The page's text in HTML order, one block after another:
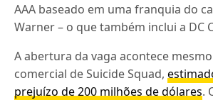
AAA baseado em uma franquia do
Warner – o que também inclui a DC
A abertura da vaga acontece
comercial de Suicide Squad,
prejuízo de 200 milhões de dólares.